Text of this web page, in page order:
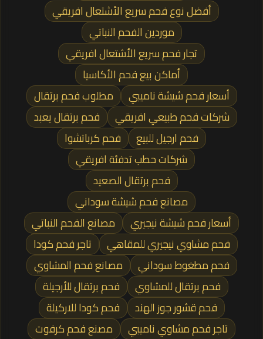
أفضل نوع فحم سريع الأشتعال افريقي
موردين الفحم النباتي
تجار فحم سريع الأشتعال افريقي
أماكن بيع فحم الأكاسيا
أسعار فحم شيشة ناميبي
مطلوب فحم برتقال
شركات فحم طبيعي افريقي
فحم برتقال يعبد
فحم ارجيل للبيع
فحم كرباتشوا
شركات حطب تدفئة افريقي
فحم برتقال الصعيد
مصانع فحم شيشة سوداني
أسعار فحم شيشة نيجيري
مصانع الفحم النباتي
فحم مشاوي نيجيري للمقاهي
تاجر فحم كودا
فحم مطغوط سوداني
مصانع فحم المشاوي
فحم برتقال للمشاوي
فحم برتقال للأرجيلة
فحم قشور جوز الهند
فحم كودا للاركيلة
تاجر فحم مشاوي ناميبي
مصنع فحم كرفوت